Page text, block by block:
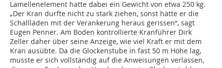
Lamellenelement hatte dabei ein Gewicht von etwa 250 kg.
„Der Kran durfte nicht zu stark ziehen, sonst hätte er die
Schallläden mit der Verankerung heraus gerissen“, sagt
Eugen Penner. Am Boden kontrollierte Kranführer Dirk
Zeller daher über seine Anzeige, wie viel Kraft er mit dem
Kran ausübte. Da die Glockenstube in fast 50 m Höhe lag,
musste er sich vollständig auf die Anweisungen verlassen,